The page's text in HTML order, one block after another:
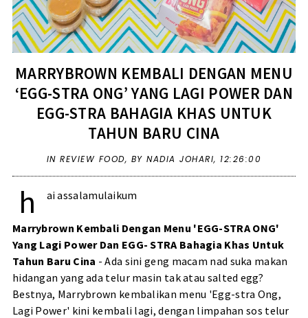
MARRYBROWN KEMBALI DENGAN MENU
‘EGG-STRA ONG’ YANG LAGI POWER DAN
EGG-STRA BAHAGIA KHAS UNTUK
TAHUN BARU CINA
INREVIEW FOOD, BY NADIA JOHARI, 12:26:00
h ai assalamulaikum
Marrybrown Kembali Dengan Menu 'EGG-STRA ONG'
Yang Lagi Power Dan EGG- STRA Bahagia Khas Untuk
Tahun Baru Cina - Ada sini geng macam nad suka makan
hidangan yang ada telur masin tak atau salted egg?
Bestnya, Marrybrown kembalikan menu 'Egg-stra Ong,
Lagi Power' kini kembali lagi, dengan limpahan sos telur